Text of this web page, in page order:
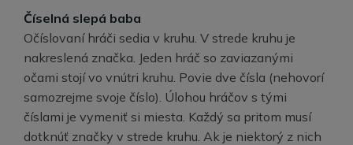
Číselná slepá baba
Očíslovaní hráči sedia v kruhu. V strede kruhu je
nakreslená značka. Jeden hráč so zaviazanými
očami stojí vo vnútri kruhu. Povie dve čísla (nehovorí
samozrejme svoje číslo). Úlohou hráčov s tými
číslami je vymeniť si miesta. Každý sa pritom musí
dotknúť značky v strede kruhu. Ak je niektorý z nich